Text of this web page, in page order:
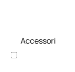
Accessori